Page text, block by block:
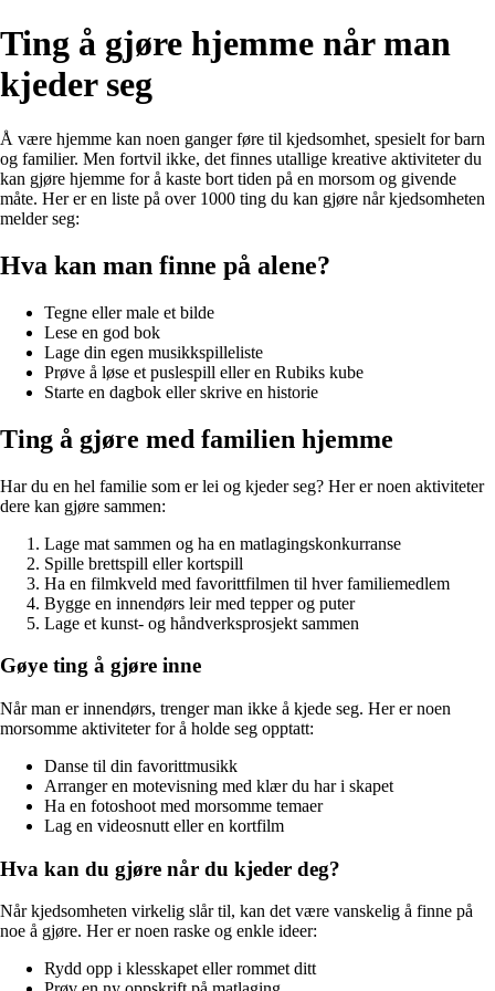
Ting å gjøre hjemme når man
kjeder seg
Å være hjemme kan noen ganger føre til kjedsomhet, spesielt for barn
og familier. Men fortvil ikke, det finnes utallige kreative aktiviteter du
kan gjøre hjemme for å kaste bort tiden på en morsom og givende
måte. Her er en liste på over 1000 ting du kan gjøre når kjedsomheten
melder seg:
Hva kan man finne på alene?
Tegne eller male et bilde
Lese en god bok
Lage din egen musikkspilleliste
Prøve å løse et puslespill eller en Rubiks kube
Starte en dagbok eller skrive en historie
Ting å gjøre med familien hjemme
Har du en hel familie som er lei og kjeder seg? Her er noen aktiviteter
dere kan gjøre sammen:
Lage mat sammen og ha en matlagingskonkurranse
Spille brettspill eller kortspill
Ha en filmkveld med favorittfilmen til hver familiemedlem
Bygge en innendørs leir med tepper og puter
Lage et kunst- og håndverksprosjekt sammen
Gøye ting å gjøre inne
Når man er innendørs, trenger man ikke å kjede seg. Her er noen
morsomme aktiviteter for å holde seg opptatt:
Danse til din favorittmusikk
Arranger en motevisning med klær du har i skapet
Ha en fotoshoot med morsomme temaer
Lag en videosnutt eller en kortfilm
Hva kan du gjøre når du kjeder deg?
Når kjedsomheten virkelig slår til, kan det være vanskelig å finne på
noe å gjøre. Her er noen raske og enkle ideer:
Rydd opp i klesskapet eller rommet ditt